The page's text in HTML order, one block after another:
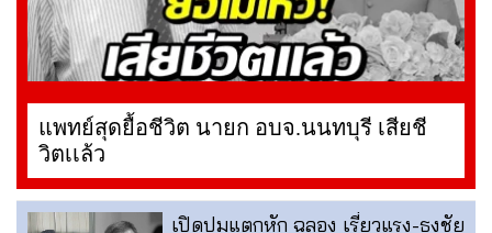
แพทย์สุดยื้อชีวิต นายก อบจ.นนทบุรี เสียชี
วิตเเล้ว
เปิดปมแตกหัก ฉลอง เรี่ยวแรง-ธงชัย